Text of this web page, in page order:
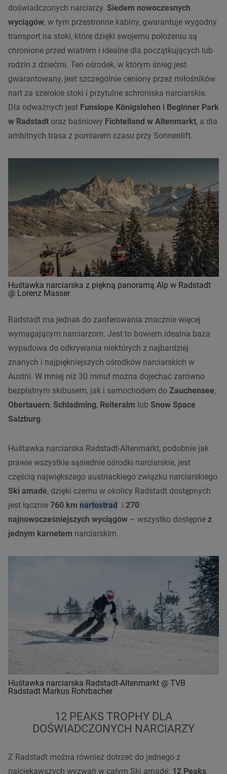
doświadczonych narciarzy. Siedem nowoczesnych
wyciągów, w tym przestronne kabiny, gwarantuje wygodny
transport na stoki, które dzięki swojemu położeniu są
chronione przed wiatrem i idealne dla początkujących lub
rodzin z dziećmi. Ten ośrodek, w którym śnieg jest
gwarantowany, jest szczególnie ceniony przez miłośników
nart za szerokie stoki i przytulne schroniska narciarskie.
Dla odważnych jest Funslope Königslehen i Beginner Park
w Radstadt oraz baśniowy Fichtelland w Altenmarkt, a dla
ambitnych trasa z pomiarem czasu przy Sonnenlift.
Huśtawka narciarska z piękną panoramą Alp w Radstadt
@ Lorenz Masser
Radstadt ma jednak do zaoferowania znacznie więcej
wymagającym narciarzom. Jest to bowiem idealna baza
wypadowa do odkrywania niektórych z najbardziej
znanych i najpiękniejszych ośrodków narciarskich w
Austrii. W mniej niż 30 minut można dojechać zarówno
bezpłatnym skibusem, jak i samochodem do Zauchensee,
Obertauern, Schladming, Reiteralm lub Snow Space
Salzburg.
Huśtawka narciarska Radstadt-Altenmarkt, podobnie jak
prawie wszystkie sąsiednie ośrodki narciarskie, jest
częścią największego austriackiego związku narciarskiego
Ski amadé, dzięki czemu w okolicy Radstadt dostępnych
jest łącznie 760 km nartostrad i 270
najnowocześniejszych wyciągów – wszystko dostępne z
jednym karnetem narciarskim.
Huśtawka narciarska Radstadt-Altenmarkt @ TVB
Radstadt Markus Rohrbacher
12 PEAKS TROPHY DLA
DOŚWIADCZONYCH NARCIARZY
Z Radstadt można również dotrzeć do jednego z
najciekawszych wyzwań w całym Ski amadé: 12 Peaks